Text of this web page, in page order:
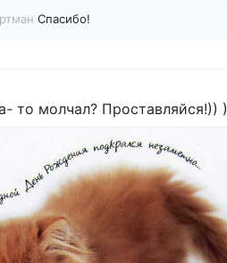
Спасибо!
то молчал? Проставляйся!)) )